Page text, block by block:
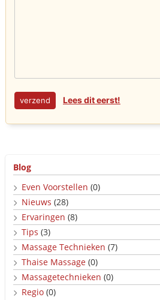
Lees dit eerst!
Blog
Even Voorstellen (0)
Nieuws (28)
Ervaringen (8)
Tips (3)
Massage Technieken (7)
Thaise Massage (0)
Massagetechnieken (0)
Regio (0)